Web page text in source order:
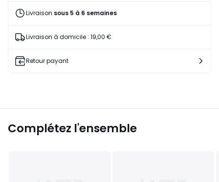
Livraison sous 5 à 6 semaines
Livraison à domicile : 19,00 €
Retour payant
Complétez l'ensemble